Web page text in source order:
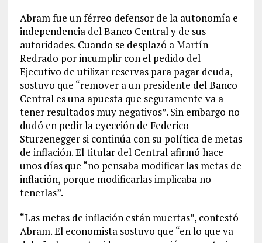
Abram fue un férreo defensor de la autonomía e
independencia del Banco Central y de sus
autoridades. Cuando se desplazó a Martín
Redrado por incumplir con el pedido del
Ejecutivo de utilizar reservas para pagar deuda,
sostuvo que “remover a un presidente del Banco
Central es una apuesta que seguramente va a
tener resultados muy negativos”. Sin embargo no
dudó en pedir la eyección de Federico
Sturzenegger si continúa con su política de metas
de inflación. El titular del Central afirmó hace
unos días que “no pensaba modificar las metas de
inflación, porque modificarlas implicaba no
tenerlas”.
“Las metas de inflación están muertas”, contestó
Abram. El economista sostuvo que “en lo que va